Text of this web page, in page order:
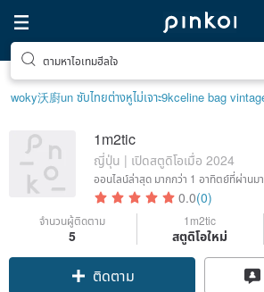
ตามหาไอเทมฮีลใจ
woky沃廚un ซับไทยต่างหูไม่เจาะ9kceline bag
1m2tic
ญี่ปุ่น | เปิดสตูดิโอเมื่อ 2024
ออนไลน์ล่าสุด มากกว่า 1 อาทิตย์ที่ผ่านมา
0.0(0)
จำนวนผู้ติดตาม
5
1m2tic
สตูดิโอใหม่
ติดตาม